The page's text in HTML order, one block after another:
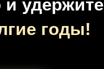
и удержите
годы!